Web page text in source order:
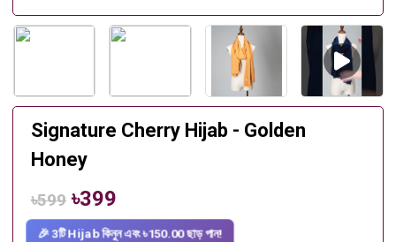
Signature Cherry Hijab - Golden
Honey
৳599 ৳399
🎉 3টি Hijab কিনুন এবং ৳150.00 ছাড় পান!